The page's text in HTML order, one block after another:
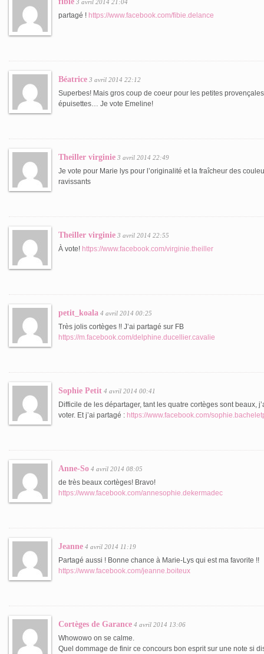
3 avril 2014 21:04
partagé ! https://www.facebook.com/fibie.delance
Béatrice 3 avril 2014 22:12
Superbes! Mais gros coup de coeur pour les petites
épuisettes… Je vote Emeline!
Theiller virginie 3 avril 2014 22:49
Je vote pour Marie lys pour l’originalité et la fraîcheur des
ravissants
Theiller virginie 3 avril 2014 22:55
À vote! https://www.facebook.com/virginie.theiller
petit_koala 4 avril 2014 00:25
Très jolis cortèges !! J’ai partagé sur FB
https://m.facebook.com/delphine.ducellier.cavalie
Sophie Petit 4 avril 2014 00:41
Difficile de les départager, tant les quatre cortèges sont beaux,
voter. Et j’ai partagé : https://www.facebook.com/
Anne-So 4 avril 2014 08:05
de très beaux cortèges! Bravo!
https://www.facebook.com/annesophie.dekermadec
Jeanne 4 avril 2014 11:19
Partagé aussi ! Bonne chance à Marie-Lys qui est ma favorite !!
https://www.facebook.com/jeanne.boiteux
Cortèges de Garance 4 avril 2014 13:06
Whowowo on se calme.
Quel dommage de finir ce concours bon esprit sur une note si